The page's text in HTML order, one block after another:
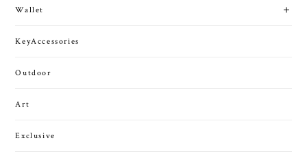
Wallet
KeyAccessories
Outdoor
Art
Exclusive